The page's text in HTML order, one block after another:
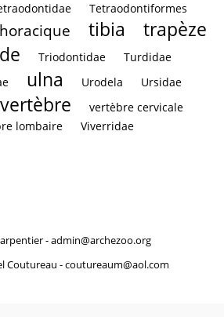
Tetraodontiformes
tibia
trapèze
Triodontidae
Turdidae
ulna Urodela
Ursidae
vertèbre
vertèbre cervicale
lombaire
Viverridae
-admin@archezoo.org
Coutureau -coutureaum@aol.com